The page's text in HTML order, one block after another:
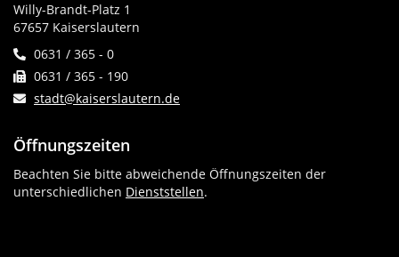
Willy-Brandt-Platz 1
67657 Kaiserslautern
0631 / 365 - 0
0631 / 365 - 190
stadt@kaiserslautern.de
Öffnungszeiten
Beachten Sie bitte abweichende Öffnungszeiten der
unterschiedlichen Dienststellen.